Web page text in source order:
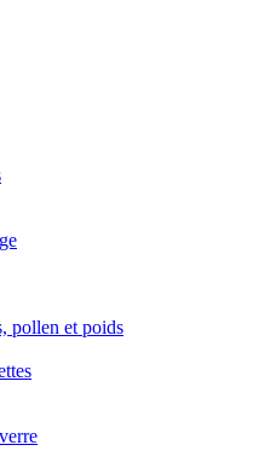
pollen et poids